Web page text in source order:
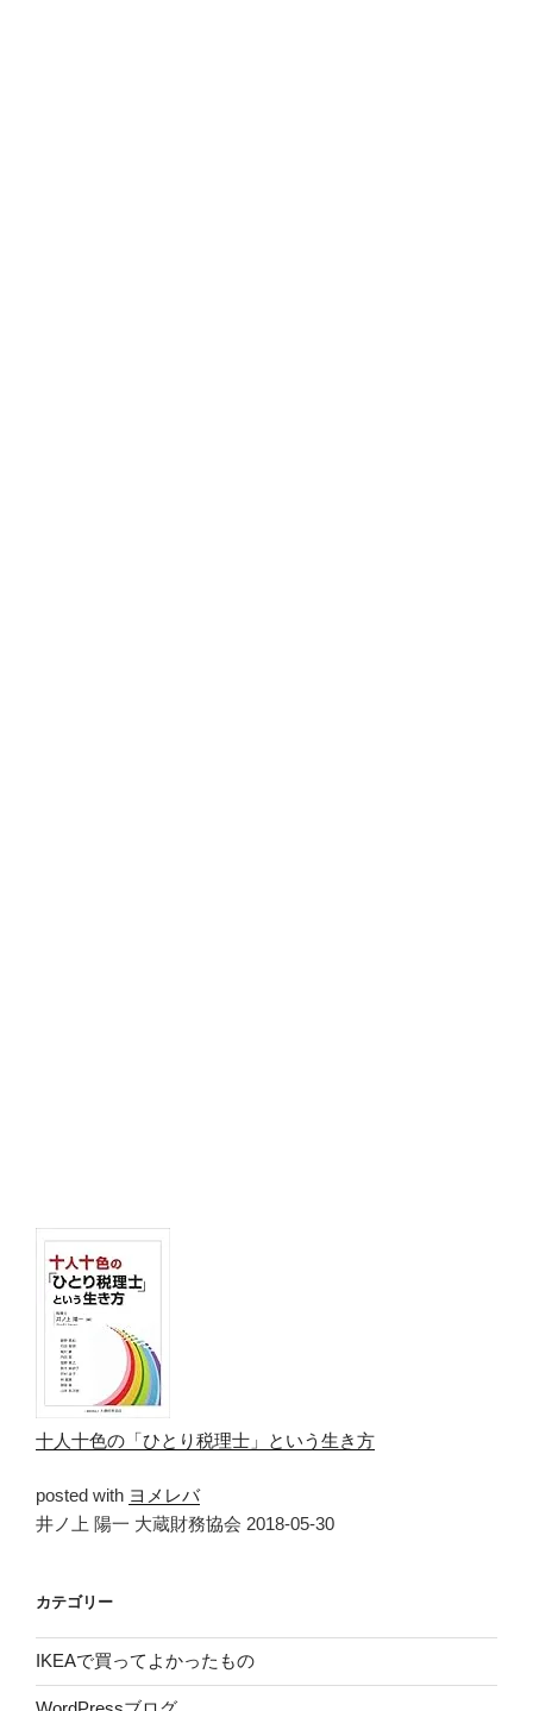
十人十色の「ひとり税理士」という生き方
posted with ヨメレバ
井ノ上 陽一 大蔵財務協会 2018-05-30
カテゴリー
IKEAで買ってよかったもの